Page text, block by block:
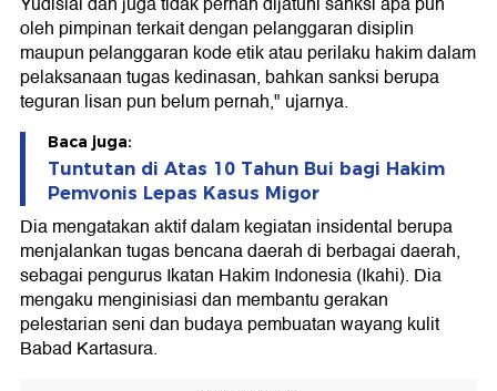
oleh pimpinan terkait dengan pelanggaran disiplin
maupun pelanggaran kode etik atau perilaku hakim dalam
pelaksanaan tugas kedinasan, bahkan sanksi berupa
teguran lisan pun belum pernah," ujarnya.
Baca juga:
Tuntutan di Atas 10 Tahun Bui bagi Hakim
Pemvonis Lepas Kasus Migor
Dia mengatakan aktif dalam kegiatan insidental berupa
menjalankan tugas bencana daerah di berbagai daerah,
sebagai pengurus Ikatan Hakim Indonesia (Ikahi). Dia
mengaku menginisiasi dan membantu gerakan
pelestarian seni dan budaya pembuatan wayang kulit
Babad Kartasura.